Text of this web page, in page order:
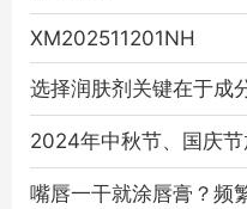
XM202511201NH
选择润肤剂关键在于成
2024年中秋节、国庆
嘴唇一干就涂唇膏？频